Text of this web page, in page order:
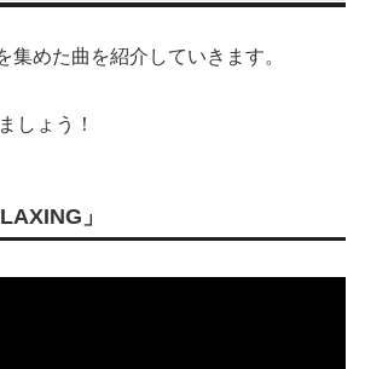
集めた曲を紹介していきます。
しょう！
」